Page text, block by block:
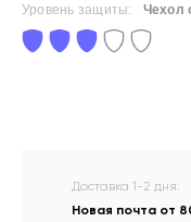
Уровень защиты: Чехол
Доставка 1-2 дня:
Новая почта от